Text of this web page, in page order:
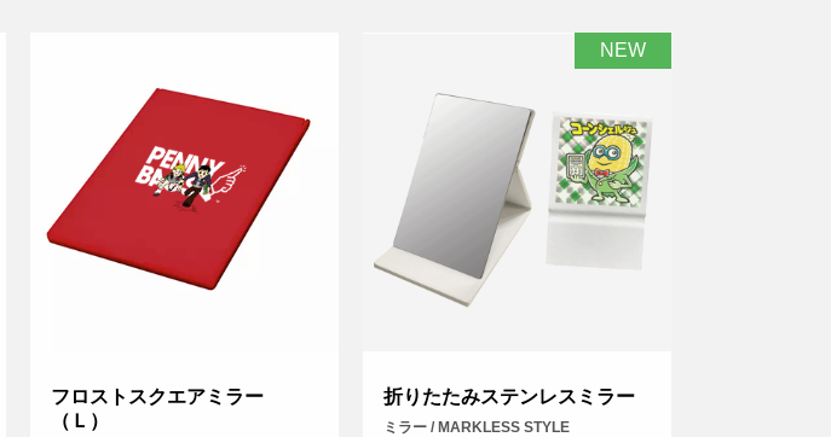
フロストスクエアミラー
（Ｌ）
NEW
折りたたみステンレスミラー
ミラー / MARKLESS STYLE